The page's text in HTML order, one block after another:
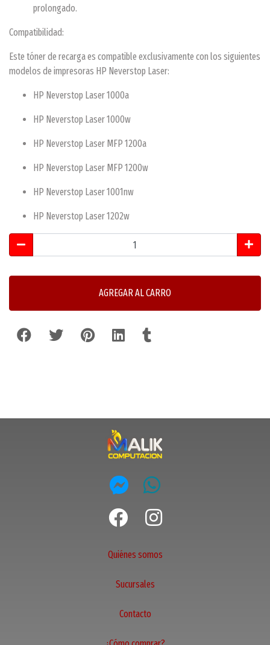
prolongado.
Compatibilidad:
Este tóner de recarga es compatible exclusivamente con los siguientes
modelos de impresoras HP Neverstop Laser:
HP Neverstop Laser 1000a
HP Neverstop Laser 1000w
HP Neverstop Laser MFP 1200a
HP Neverstop Laser MFP 1200w
HP Neverstop Laser 1001nw
HP Neverstop Laser 1202w
AGREGAR AL CARRO
Quiénes somos
Sucursales
Contacto